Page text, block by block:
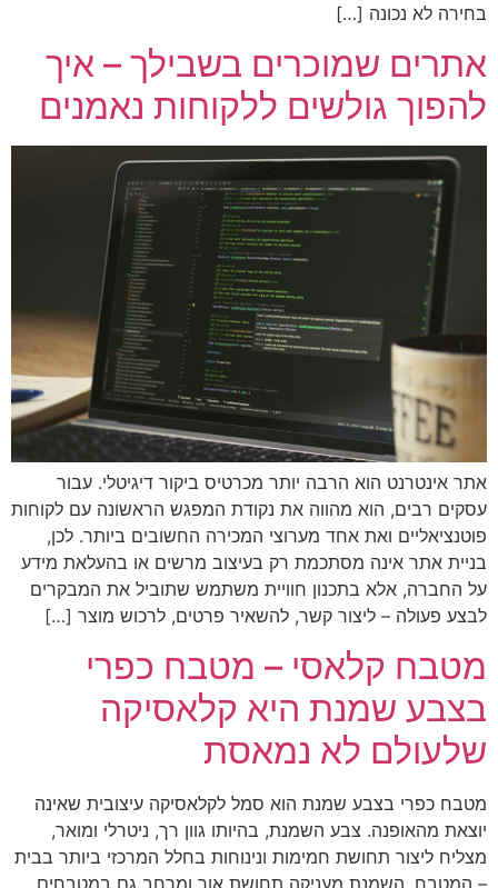
בחירה לא נכונה […]
אתרים שמוכרים בשבילך – איך
להפוך גולשים ללקוחות נאמנים
אתר אינטרנט הוא הרבה יותר מכרטיס ביקור דיגיטלי. עבור
עסקים רבים, הוא מהווה את נקודת המפגש הראשונה עם לקוחות
פוטנציאליים ואת אחד מערוצי המכירה החשובים ביותר. לכן,
בניית אתר אינה מסתכמת רק בעיצוב מרשים או בהעלאת מידע
על החברה, אלא בתכנון חוויית משתמש שתוביל את המבקרים
לבצע פעולה – ליצור קשר, להשאיר פרטים, לרכוש מוצר […]
מטבח קלאסי – מטבח כפרי
בצבע שמנת היא קלאסיקה
שלעולם לא נמאסת
מטבח כפרי בצבע שמנת הוא סמל לקלאסיקה עיצובית שאינה
יוצאת מהאופנה. צבע השמנת, בהיותו גוון רך, ניטרלי ומואר,
מצליח ליצור תחושת חמימות ונינוחות בחלל המרכזי ביותר בבית
– המטבח. השמנת מעניקה תחושת אור ומרחב גם במטבחים